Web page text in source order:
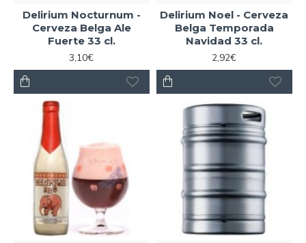
Delirium Nocturnum -
Cerveza Belga Ale
Fuerte 33 cl.
3,10€
Delirium Noel - Cerveza
Belga Temporada
Navidad 33 cl.
2,92€